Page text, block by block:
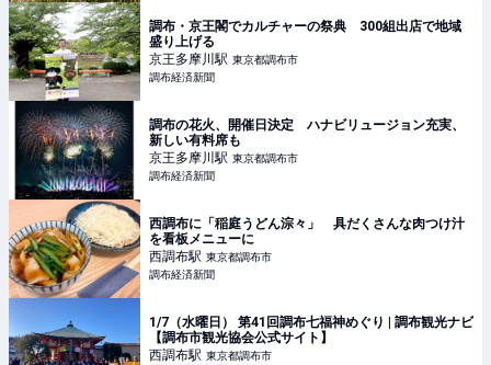
調布・京王閣でカルチャーの祭典 300組出店で地域
盛り上げる
京王多摩川駅 東京都調布市
調布経済新聞
調布の花火、開催日決定 ハナビリュージョン充実、
新しい有料席も
京王多摩川駅 東京都調布市
調布経済新聞
西調布に「稲庭うどん淙々」 具だくさんな肉つけ汁
を看板メニューに
西調布駅 東京都調布市
調布経済新聞
1/7（水曜日） 第41回調布七福神めぐり | 調布観光ナビ
【調布市観光協会公式サイト】
西調布駅 東京都調布市